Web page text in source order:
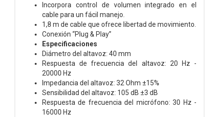
Incorpora control de volumen integrado en el
cable para un fácil manejo.
1,8 m de cable que ofrece libertad de movimiento.
Conexión “Plug & Play”
Especificaciones
Diámetro del altavoz: 40 mm
Respuesta de frecuencia del altavoz: 20 Hz -
20000 Hz
Impedancia del altavoz: 32 Ohm ±15%
Sensibilidad del altavoz: 105 dB ±3 dB
Respuesta de frecuencia del micrófono: 30 Hz -
16000 Hz